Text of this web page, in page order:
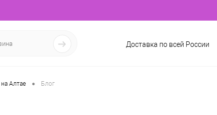
Доставка по всей России
Алтае • Блог